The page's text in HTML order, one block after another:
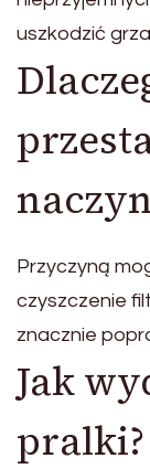
uszkodzić
Przyczyną
czyszczenie
znacznie
Jak
pralki?